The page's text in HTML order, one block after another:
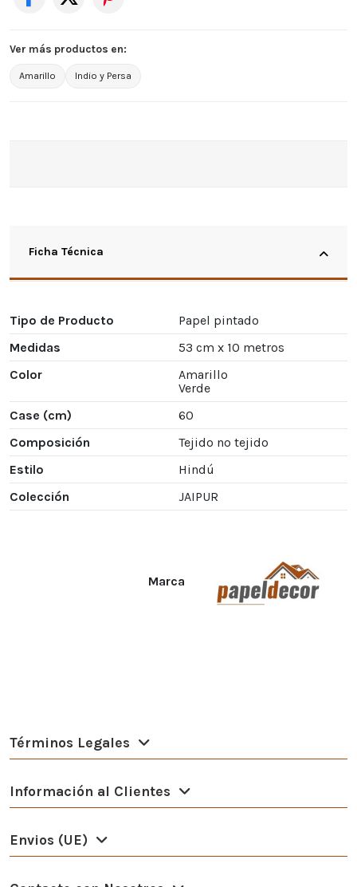
Ver más productos en:
Amarillo Indio y Persa
Ficha Técnica
Tipo de Producto
Papel pintado
Medidas
53 cm x 10 metros
Color
Amarillo
Verde
Case (cm)
60
Composición
Tejido no tejido
Estilo
Hindú
Colección
JAIPUR
Marca
Términos Legales
Información al Clientes
Envios (UE)